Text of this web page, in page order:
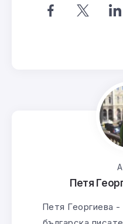
Петя
Петя Георгиева